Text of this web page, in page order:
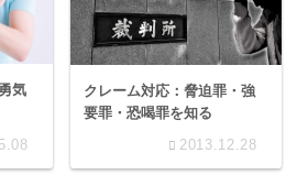
気
クレーム対応：脅迫罪・強
要罪・恐喝罪を知る
2013.12.28